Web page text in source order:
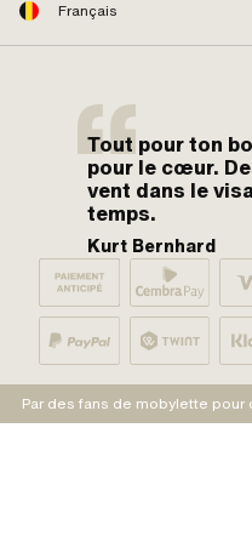
Français
Tout pour ton
pour le cœur.
vent dans le
temps.
Kurt Bernhard
Par des fans de mobylette